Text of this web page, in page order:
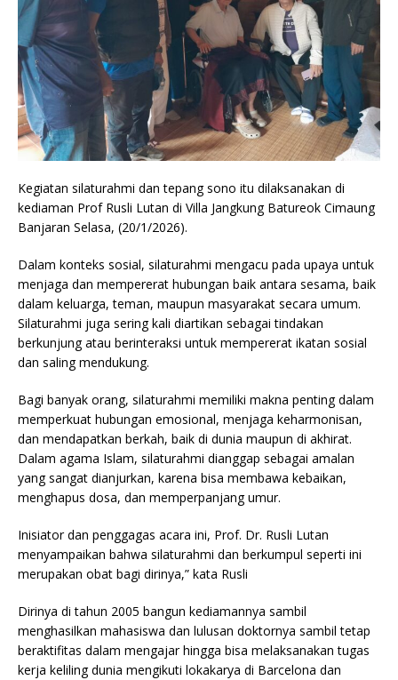
Kegiatan silaturahmi dan tepang sono itu dilaksanakan di
kediaman Prof Rusli Lutan di Villa Jangkung Batureok Cimaung
Banjaran Selasa, (20/1/2026).
Dalam konteks sosial, silaturahmi mengacu pada upaya untuk
menjaga dan mempererat hubungan baik antara sesama, baik
dalam keluarga, teman, maupun masyarakat secara umum.
Silaturahmi juga sering kali diartikan sebagai tindakan
berkunjung atau berinteraksi untuk mempererat ikatan sosial
dan saling mendukung.
Bagi banyak orang, silaturahmi memiliki makna penting dalam
memperkuat hubungan emosional, menjaga keharmonisan,
dan mendapatkan berkah, baik di dunia maupun di akhirat.
Dalam agama Islam, silaturahmi dianggap sebagai amalan
yang sangat dianjurkan, karena bisa membawa kebaikan,
menghapus dosa, dan memperpanjang umur.
Inisiator dan penggagas acara ini, Prof. Dr. Rusli Lutan
menyampaikan bahwa silaturahmi dan berkumpul seperti ini
merupakan obat bagi dirinya,” kata Rusli
Dirinya di tahun 2005 bangun kediamannya sambil
menghasilkan mahasiswa dan lulusan doktornya sambil tetap
beraktifitas dalam mengajar hingga bisa melaksanakan tugas
kerja keliling dunia mengikuti lokakarya di Barcelona dan